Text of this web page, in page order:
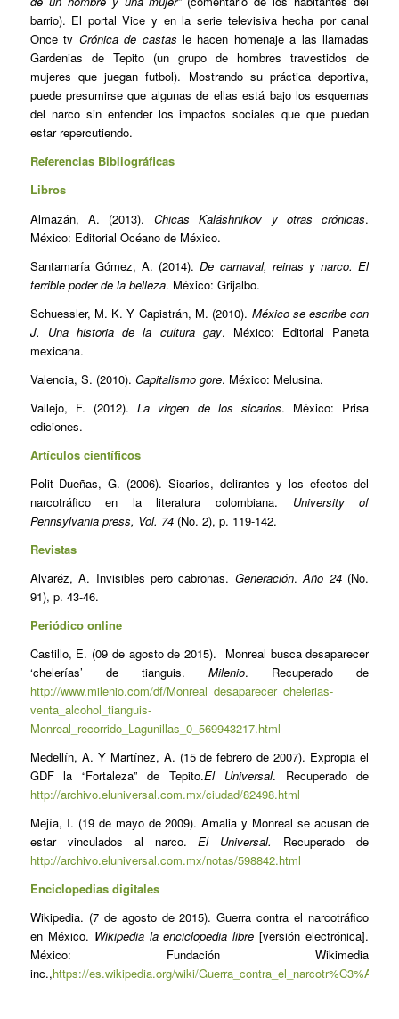
barrio). El portal Vice y en la serie televisiva hecha por canal
Once tv Crónica de castas le hacen homenaje a las llamadas
Gardenias de Tepito (un grupo de hombres travestidos de
mujeres que juegan futbol). Mostrando su práctica deportiva,
puede presumirse que algunas de ellas está bajo los esquemas
del narco sin entender los impactos sociales que que puedan
estar repercutiendo.
Referencias Bibliográficas
Libros
Almazán, A. (2013). Chicas Kaláshnikov y otras crónicas.
México: Editorial Océano de México.
Santamaría Gómez, A. (2014).De carnaval, reinas y narco. El
terrible poder de la belleza. México: Grijalbo.
Schuessler, M. K. Y Capistrán, M. (2010). México se escribe con
J. Una historia de la cultura gay. México: Editorial Paneta
mexicana.
Valencia, S. (2010). Capitalismo gore. México: Melusina.
Vallejo, F. (2012).La virgen de los sicarios. México: Prisa
ediciones.
Artículos científicos
Polit Dueñas, G. (2006). Sicarios, delirantes y los efectos del
narcotráfico en la literatura colombiana. University of
Pennsylvania press, Vol. 74(No. 2), p. 119-142.
Revistas
Alvaréz, A. Invisibles pero cabronas. Generación.Año 24(No.
91), p. 43-46.
Periódico online
Castillo, E. (09 de agosto de 2015). Monreal busca desaparecer
‘chelerías’ de tianguis.Milenio. Recuperado de
http://www.milenio.com/df/Monreal_desaparecer_chelerias-
venta_alcohol_tianguis-
Monreal_recorrido_Lagunillas_0_569943217.html
Medellín, A. Y Martínez, A. (15 de febrero de 2007). Expropia el
GDF la “Fortaleza” de Tepito.El Universal. Recuperado de
http://archivo.eluniversal.com.mx/ciudad/82498.html
Mejía, I. (19 de mayo de 2009). Amalia y Monreal se acusan de
estar vinculados al narco.El Universal. Recuperado de
http://archivo.eluniversal.com.mx/notas/598842.html
Enciclopedias digitales
Wikipedia. (7 de agosto de 2015). Guerra contra el narcotráfico
en México. Wikipedia la enciclopedia libre [versión electrónica].
México: Fundación Wikimedia
inc.,https://es.wikipedia.org/wiki/